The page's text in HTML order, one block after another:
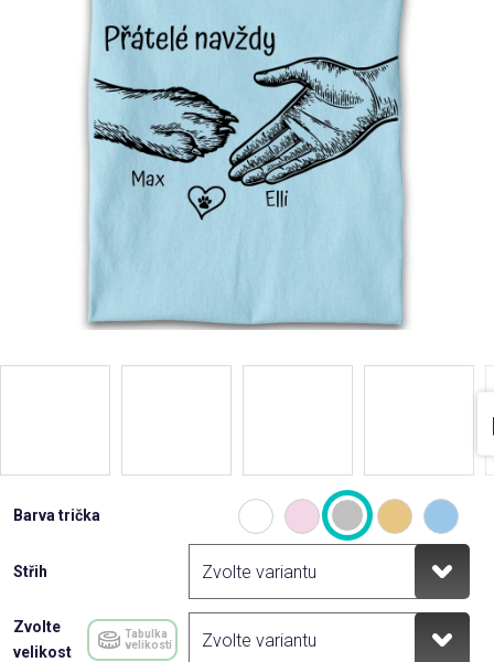
Domácnost
Barva trička
Střih
Zvolte
velikost
Tabulka
velikostí